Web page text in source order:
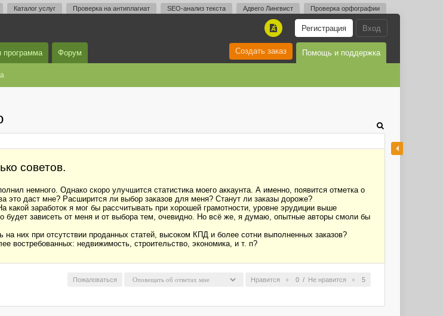
Каталог услуг Проверка на антиплагиат SEO-анализ текста Адвего Лингвист Проверка орфографии
Вход
Регистрация
A
программа Форум Помощь и поддержка
Создать заказ
советов.
немного. Однако скоро улучшится статистика моего аккаунта. А именно, появится отметка о
даст мне? Расширится ли выбор заказов для меня? Станут ли заказы дороже?
заработок я мог бы рассчитывать при хорошей грамотности, уровне эрудиции выше
будет зависеть от меня и от выбора тем, очевидно. Но всё же, я думаю, опытные авторы смоли бы
них при отсутствии проданных статей, высоком КПД и более сотни выполненных заказов?
востребованных: недвижимость, строительство, экономика, и т. п?
Нравится 0 / Не нравится 5
Пожаловаться